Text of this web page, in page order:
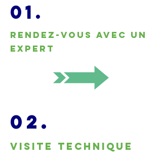
01.
Rendez-vous avec un
expert
02.
Visite technique